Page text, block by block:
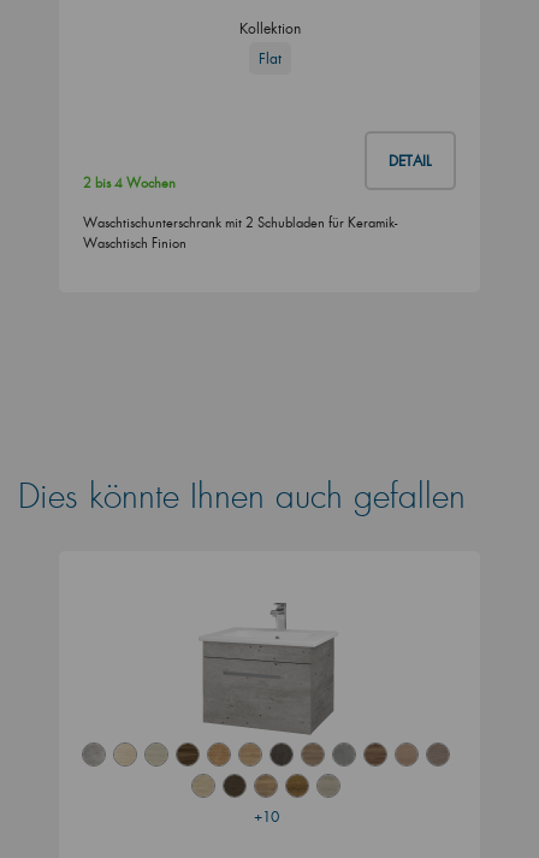
Kollektion
Flat
DETAIL
2 bis 4 Wochen
Waschtischunterschrank mit 2 Schubladen für Keramik-
Waschtisch Finion
Dies könnte Ihnen auch gefallen
+10